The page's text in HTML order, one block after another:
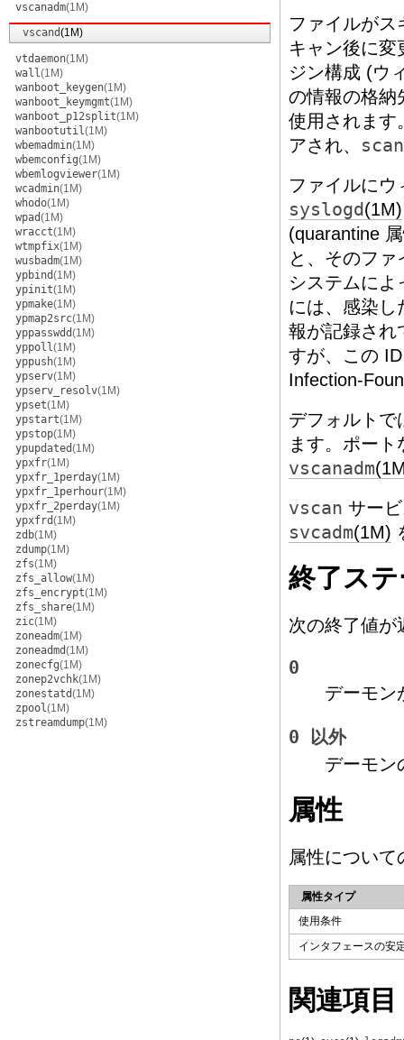
vscanadm(1M)
vscand(1M)
vtdaemon(1M)
wall(1M)
wanboot_keygen(1M)
wanboot_keymgmt(1M)
wanboot_p12split(1M)
wanbootutil(1M)
wbemadmin(1M)
wbemconfig(1M)
wbemlogviewer(1M)
wcadmin(1M)
whodo(1M)
wpad(1M)
wracct(1M)
wtmpfix(1M)
wusbadm(1M)
ypbind(1M)
ypinit(1M)
ypmake(1M)
ypmap2src(1M)
yppasswdd(1M)
yppoll(1M)
yppush(1M)
ypserv(1M)
ypserv_resolv(1M)
ypset(1M)
ypstart(1M)
ypstop(1M)
ypupdated(1M)
ypxfr(1M)
ypxfr_1perday(1M)
ypxfr_1perhour(1M)
ypxfr_2perday(1M)
ypxfrd(1M)
zdb(1M)
zdump(1M)
zfs(1M)
zfs_allow(1M)
zfs_encrypt(1M)
zfs_share(1M)
zic(1M)
zoneadm(1M)
zoneadmd(1M)
zonecfg(1M)
zonep2vchk(1M)
zonestatd(1M)
zpool(1M)
zstreamdump(1M)
ファイルが
キャン後に
ジン構成 (ウ
の情報の格
使用されます
アされ、
ファイルに
syslogd(1M)
(quarantine
と、そのフ
システムによ
には、感染
報が記録され
すが、この
Infection-
デフォルトで
ます。ポー
vscanadm
vscan サー
svcadm(1M)
終了ス
次の終了値が
0
デーモン
0 以外
デーモン
属性
属性について
属性タイプ
使用条件
インタフェースの安
関連項目